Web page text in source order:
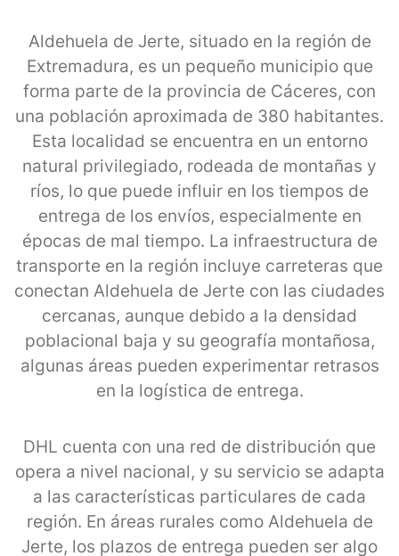
Aldehuela de Jerte, situado en la región de
Extremadura, es un pequeño municipio que
forma parte de la provincia de Cáceres, con
una población aproximada de 380 habitantes.
Esta localidad se encuentra en un entorno
natural privilegiado, rodeada de montañas y
ríos, lo que puede influir en los tiempos de
entrega de los envíos, especialmente en
épocas de mal tiempo. La infraestructura de
transporte en la región incluye carreteras que
conectan Aldehuela de Jerte con las ciudades
cercanas, aunque debido a la densidad
poblacional baja y su geografía montañosa,
algunas áreas pueden experimentar retrasos
en la logística de entrega.
DHL cuenta con una red de distribución que
opera a nivel nacional, y su servicio se adapta
a las características particulares de cada
región. En áreas rurales como Aldehuela de
Jerte, los plazos de entrega pueden ser algo